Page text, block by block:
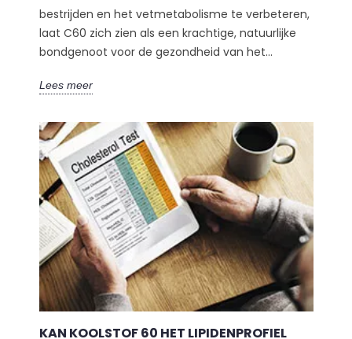
bestrijden en het vetmetabolisme te verbeteren,
laat C60 zich zien als een krachtige, natuurlijke
bondgenoot voor de gezondheid van het...
Lees meer
KAN KOOLSTOF 60 HET LIPIDENPROFIEL